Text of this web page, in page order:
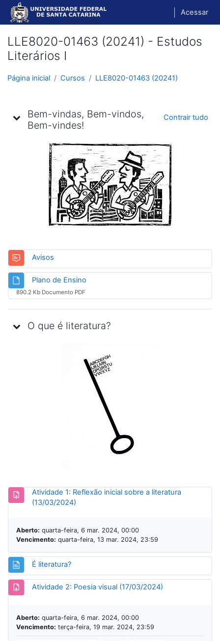
Ir para o conteúdo principal
Acessar
LLE8020-01463 (20241) - Estudos
Literários I
Página inicial Cursos LLE8020-01463 (20241)
Bem-vindas, Bem-vindos,
Bem-vindes!
Contrair tudo
Avisos
Plano de Ensino
890.2 Kb Documento PDF
O que é literatura?
Atividade 1: Reflexão inicial sobre a literatura
(13/03/2024)
Aberto: quarta-feira, 6 mar. 2024, 00:00
Vencimento: quarta-feira, 13 mar. 2024, 23:59
É literatura?Página
Atividade 2: Poesia visual (17/03/2024)
Aberto: quarta-feira, 6 mar. 2024, 00:00
Vencimento: terça-feira, 19 mar. 2024, 23:59